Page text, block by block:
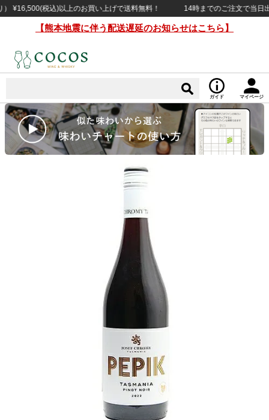
税込)以上のお買い上げで送料無料！ 14時までのご注文で当日出
【熊本地震に伴う配送遅延のお知らせはこちら】
ガイド マイページ